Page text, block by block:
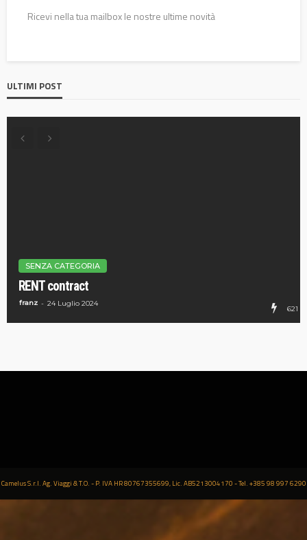
Ricevi nella tua mailbox le nostre ultime novità
ULTIMI POST
SENZA CATEGORIA
RENT contract
franz 24 Luglio 2024
621
Camelus S.r.l. Ag. Viaggi & T.O. - P. IVA HR 80767355699, Lic. AB5213004170 - Tel. +385 98 997 6290